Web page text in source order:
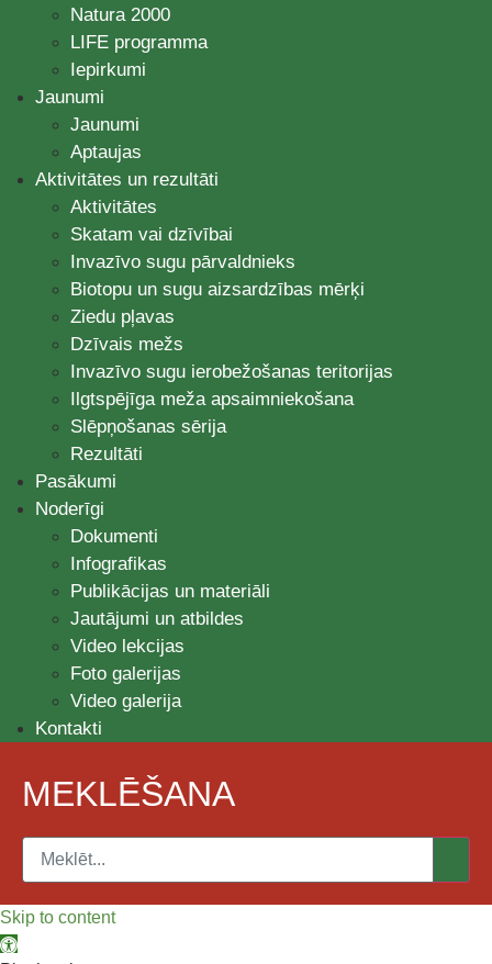
Natura 2000
LIFE programma
Iepirkumi
Jaunumi
Jaunumi
Aptaujas
Aktivitātes un rezultāti
Aktivitātes
Skatam vai dzīvībai
Invazīvo sugu pārvaldnieks
Biotopu un sugu aizsardzības mērķi
Ziedu pļavas
Dzīvais mežs
Invazīvo sugu ierobežošanas teritorijas
Ilgtspējīga meža apsaimniekošana
Slēpņošanas sērija
Rezultāti
Pasākumi
Noderīgi
Dokumenti
Infografikas
Publikācijas un materiāli
Jautājumi un atbildes
Video lekcijas
Foto galerijas
Video galerija
Kontakti
MEKLĒŠANA
Skip to content
Open toolbar